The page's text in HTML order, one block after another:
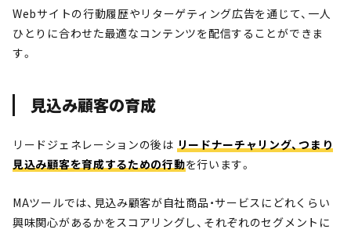
Webサイトの行動履歴やリターゲティング広告を通じて、一人
ひとりに合わせた最適なコンテンツを配信することができま
す。
見込み顧客の育成
リードジェネレーションの後は リードナーチャリング、つまり
見込み顧客を育成するための行動を行います。
MAツールでは、見込み顧客が自社商品・サービスにどれくらい
興味関心があるかをスコアリングし、それぞれのセグメントに